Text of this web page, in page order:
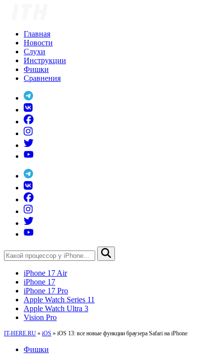
Главная
Новости
Слухи
Инструкции
Фишки
Сравнения
iPhone 17 Air
iPhone 17
iPhone 17 Pro
Apple Watch Series 11
Apple Watch Ultra 3
Vision Pro
IT-HERE.RU » iOS » iOS 13: все новые функции браузера Safari на iPhone
Фишки